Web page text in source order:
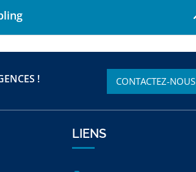
! CONTACTEZ-NOUS
LIENS